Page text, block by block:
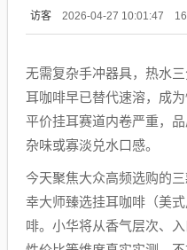
访客 2026-04-27 10:01:47
无需复杂手冲器具，热水
耳咖啡早已替代速溶，成
平价挂耳赛道内卷严重，
杂味或寡淡兑水口感。
今天聚焦大众高频选购的
幸大师臻选挂耳咖啡（美
啡。小华将从香气层次、